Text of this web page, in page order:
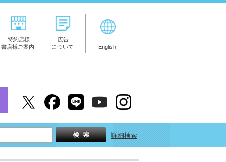
特約店様
書店様ご案内
広告
について
English
詳細検索